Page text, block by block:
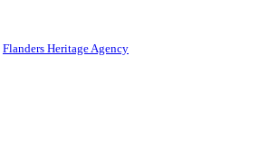
Flanders Heritage Agency